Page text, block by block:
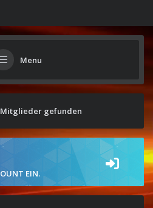
Menu
gefunden
EIN.